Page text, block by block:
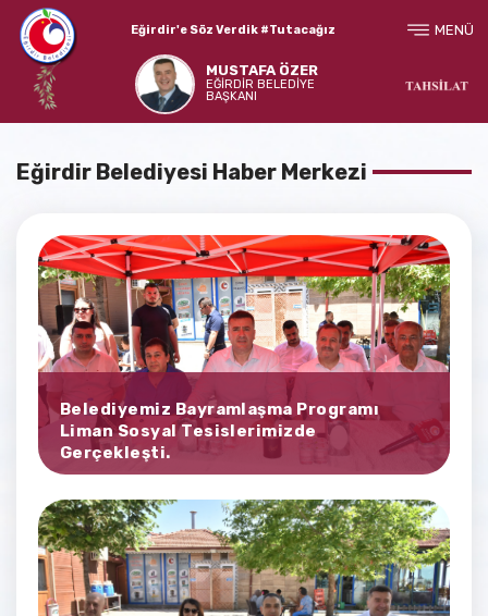
Eğirdir'e Söz Verdik #Tutacağız
MUSTAFA ÖZER
EĞİRDİR BELEDİYE
BAŞKANI
MENÜ
Eğirdir Belediyesi Haber Merkezi
Belediyemiz Bayramlaşma Programı
Liman Sosyal Tesislerimizde
Gerçekleşti.